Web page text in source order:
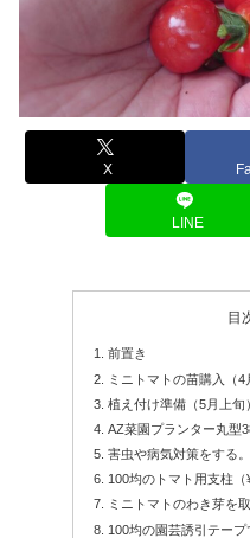
X
LINE
目
前置き
ミニトマトの苗購入（4
植え付け準備（5月上旬
AZ菜園プランター丸型
害虫や病気対策をする
100均のトマト用支柱（
ミニトマトのわき芽を
100均の園芸誘引テープ